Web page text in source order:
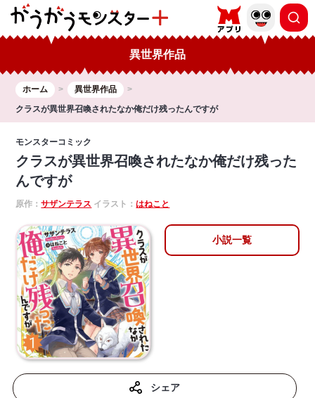
異世界作品
ホーム
異世界作品
クラスが異世界召喚されたなか俺だけ残ったんですが
モンスターコミック
クラスが異世界召喚されたなか俺だけ残った
んですが
原作：サザンテラス イラスト：はねこと
小説一覧
シェア